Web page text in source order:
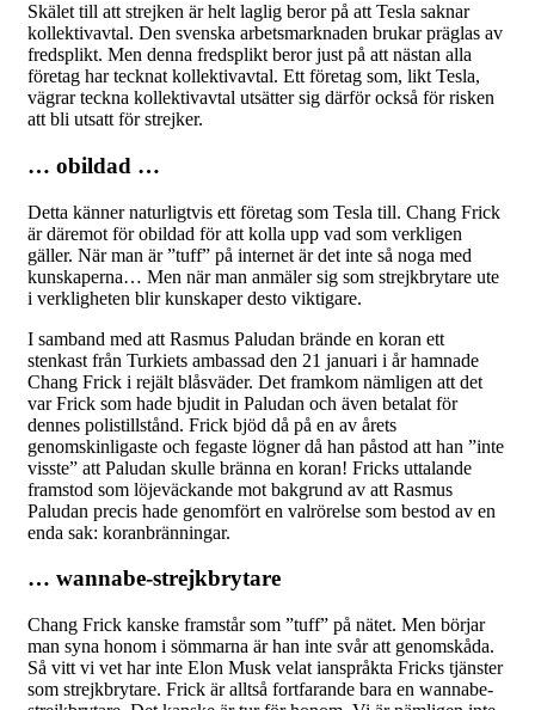
Skälet till att strejken är helt laglig beror på att Tesla saknar
kollektivavtal. Den svenska arbetsmarknaden brukar präglas av
fredsplikt. Men denna fredsplikt beror just på att nästan alla
företag har tecknat kollektivavtal. Ett företag som, likt Tesla,
vägrar teckna kollektivavtal utsätter sig därför också för risken
att bli utsatt för strejker.
… obildad …
Detta känner naturligtvis ett företag som Tesla till. Chang Frick
är däremot för obildad för att kolla upp vad som verkligen
gäller. När man är ”tuff” på internet är det inte så noga med
kunskaperna… Men när man anmäler sig som strejkbrytare ute
i verkligheten blir kunskaper desto viktigare.
I samband med att Rasmus Paludan brände en koran ett
stenkast från Turkiets ambassad den 21 januari i år hamnade
Chang Frick i rejält blåsväder. Det framkom nämligen att det
var Frick som hade bjudit in Paludan och även betalat för
dennes polistillstånd. Frick bjöd då på en av årets
genomskinligaste och fegaste lögner då han påstod att han ”inte
visste” att Paludan skulle bränna en koran! Fricks uttalande
framstod som löjeväckande mot bakgrund av att Rasmus
Paludan precis hade genomfört en valrörelse som bestod av en
enda sak: koranbränningar.
… wannabe-strejkbrytare
Chang Frick kanske framstår som ”tuff” på nätet. Men börjar
man syna honom i sömmarna är han inte svår att genomskåda.
Så vitt vi vet har inte Elon Musk velat ianspråkta Fricks tjänster
som strejkbrytare. Frick är alltså fortfarande bara en wannabe-